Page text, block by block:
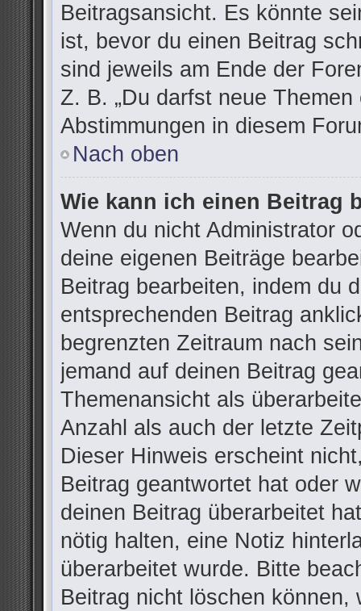
Beitragsansicht. Es könnte
ist, bevor du einen Beitrag
sind jeweils am Ende der
Z. B. „Du darfst neue Themen
Abstimmungen in diesem
Nach oben
Wie kann ich einen Beitrag
Wenn du nicht Administrator
deine eigenen Beiträge
Beitrag bearbeiten, indem du
entsprechenden Beitrag
begrenzten Zeitraum nach
jemand auf deinen Beitrag
Themenansicht als
Anzahl als auch der letzte
Dieser Hinweis erscheint
Beitrag geantwortet hat oder
deinen Beitrag überarbeitet
nötig halten, eine Notiz
überarbeitet wurde. Bitte
Beitrag nicht löschen können,